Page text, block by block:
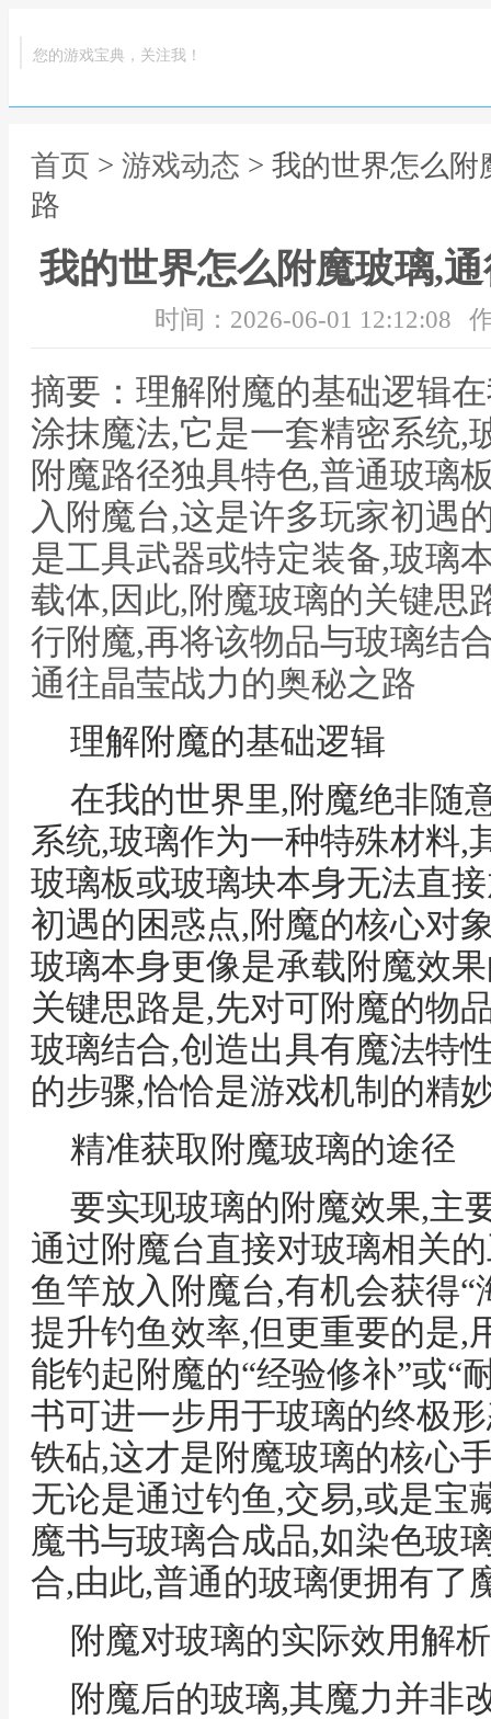
您的游戏宝典，关注我！
首页 > 游戏动态 > 我的世界怎么
路
我的世界怎么附魔玻璃,
时间：2026-06-01 12:12:08
摘要：理解附魔的基础逻辑
涂抹魔法,它是一套精密系统,
附魔路径独具特色,普通玻璃
入附魔台,这是许多玩家初遇
是工具武器或特定装备,玻璃
载体,因此,附魔玻璃的关键思
行附魔,再将该物品与玻璃结
通往晶莹战力的奥秘之路
理解附魔的基础逻辑
在我的世界里,附魔绝非随
系统,玻璃作为一种特殊材料,
玻璃板或玻璃块本身无法直
初遇的困惑点,附魔的核心对
玻璃本身更像是承载附魔效
关键思路是,先对可附魔的物
玻璃结合,创造出具有魔法特
的步骤,恰恰是游戏机制的精
精准获取附魔玻璃的途径
要实现玻璃的附魔效果,主
通过附魔台直接对玻璃相关
鱼竿放入附魔台,有机会获得
提升钓鱼效率,但更重要的是,
能钓起附魔的“经验修补”或“
书可进一步用于玻璃的终极
铁砧,这才是附魔玻璃的核心
无论是通过钓鱼,交易,或是宝
魔书与玻璃合成品,如染色玻
合,由此,普通的玻璃便拥有了
附魔对玻璃的实际效用解析
附魔后的玻璃,其魔力并非